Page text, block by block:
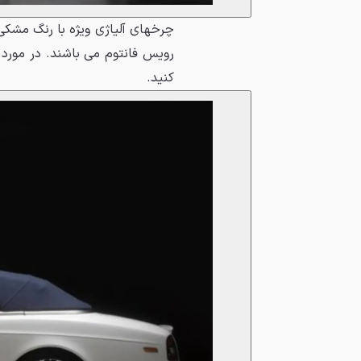
چرخهای آلیاژی ویژه با رنگ
رویس فانتوم می باشند. در
کنید.